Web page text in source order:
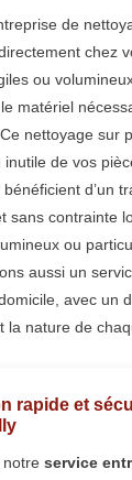
de
chez
ou
matériel
nettoyage sur
inutile de vos
d’un
sans contrainte
ou
aussi un
avec un
la nature de
rapide et
notre service